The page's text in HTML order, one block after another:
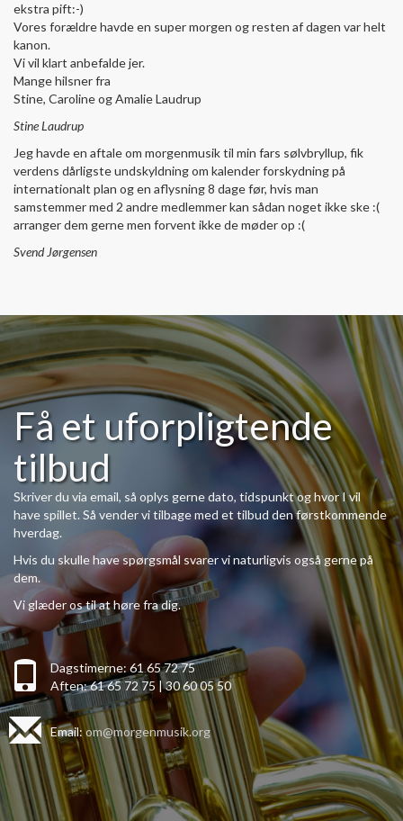
ekstra pift:-)
Vores forældre havde en super morgen og resten af dagen var helt
kanon.
Vi vil klart anbefalde jer.
Mange hilsner fra
Stine, Caroline og Amalie Laudrup
Stine Laudrup
Jeg havde en aftale om morgenmusik til min fars sølvbryllup, fik
verdens dårligste undskyldning om kalender forskydning på
internationalt plan og en aflysning 8 dage før, hvis man
samstemmer med 2 andre medlemmer kan sådan noget ikke ske :(
arranger dem gerne men forvent ikke de møder op :(
Svend Jørgensen
Få et uforpligtende
tilbud
Skriver du via email, så oplys gerne dato, tidspunkt og hvor I vil
have spillet. Så vender vi tilbage med et tilbud den førstkommende
hverdag.
Hvis du skulle have spørgsmål svarer vi naturligvis også gerne på
dem.
Vi glæder os til at høre fra dig.
Dagstimerne: 61 65 72 75
Aften: 61 65 72 75 | 30 60 05 50
Email:om@morgenmusik.org